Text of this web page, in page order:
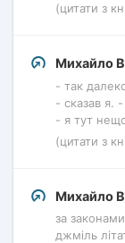
(цитати з
Михайло
- так
- сказав я.
- я тут
(цитати з
Михайло
за
джміль